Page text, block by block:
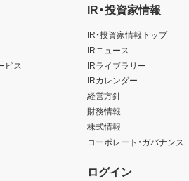
ビス
IR・投資家情報
IR・投資家情報トップ
IRニュース
IRライブラリー
IRカレンダー
経営方針
財務情報
株式情報
コーポレート・ガバナンス
ログイン